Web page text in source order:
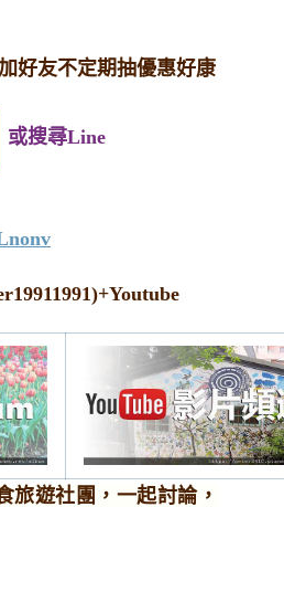
好友不定期抽優惠好康
或搜尋Line
旅遊社團，一起討論，